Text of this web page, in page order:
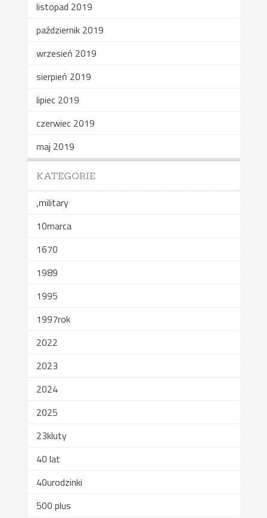
listopad 2019
październik 2019
wrzesień 2019
sierpień 2019
lipiec 2019
czerwiec 2019
maj 2019
KATEGORIE
,military
10marca
1670
1989
1995
1997rok
2022
2023
2024
2025
23kluty
40 lat
40urodzinki
500 plus